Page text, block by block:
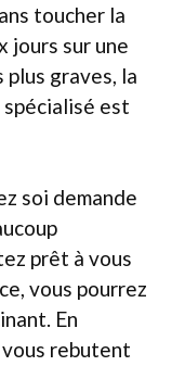
toucher la
jours sur une
plus graves, la
est
soi demande
prêt à vous
vous pourrez
En
rebutent